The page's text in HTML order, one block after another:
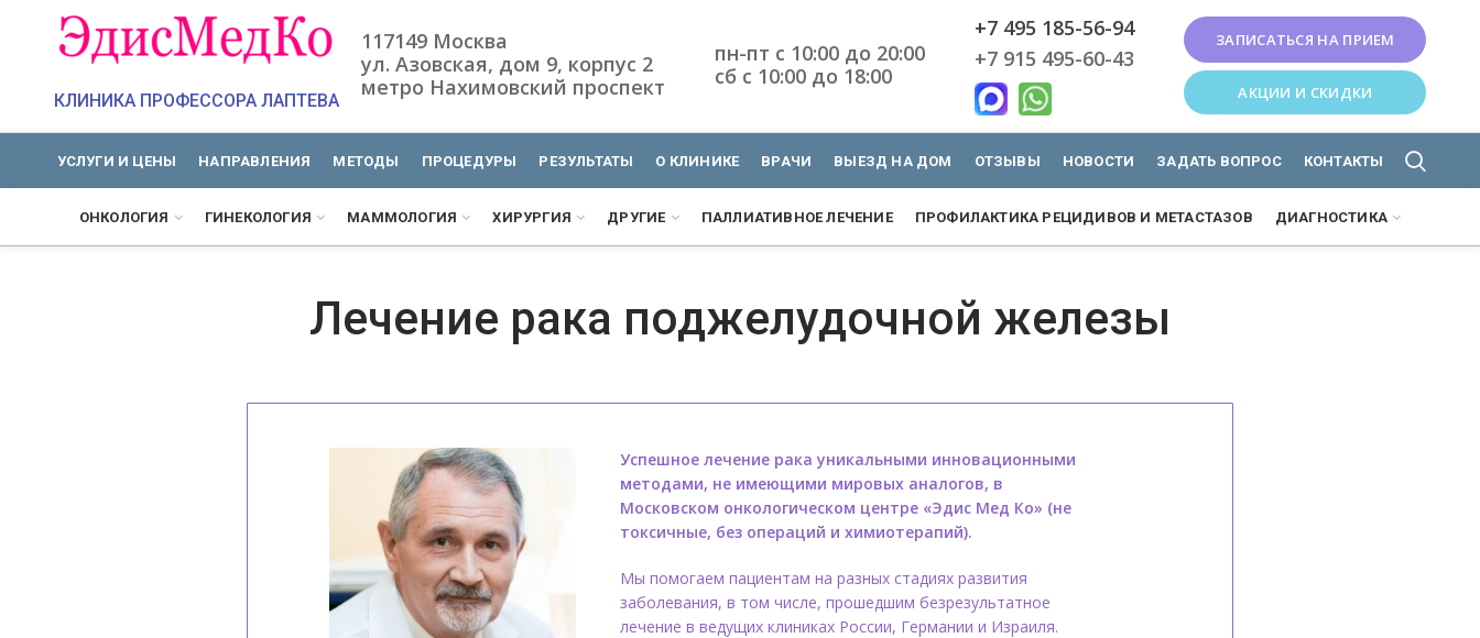
КЛИНИКА ПРОФЕССОРА ЛАПТЕВА
117149 Москва
ул. Азовская, дом 9, корпус 2
метро Нахимовский проспект
пн-пт с 10:00 до 20:00
сб с 10:00 до 18:00
+7 495 185-56-94
+7 915 495-60-43
ЗАПИСАТЬСЯ НА ПРИЕМ
АКЦИИ И СКИДКИ
УСЛУГИ И ЦЕНЫ НАПРАВЛЕНИЯ МЕТОДЫ ПРОЦЕДУРЫ РЕЗУЛЬТАТЫ О КЛИНИКЕ ВРАЧИ ВЫЕЗД НА ДОМ ОТЗЫВЫ НОВОСТИ ЗАДАТЬ ВОПРОС КОНТАКТЫ
ОНКОЛОГИЯ ГИНЕКОЛОГИЯ МАММОЛОГИЯ ХИРУРГИЯ ДРУГИЕ ПАЛЛИАТИВНОЕ ЛЕЧЕНИЕ ПРОФИЛАКТИКА РЕЦИДИВОВ И МЕТАСТАЗОВ ДИАГНОСТИКА
Лечение рака поджелудочной железы
Успешное лечение рака уникальными инновационными
методами, не имеющими мировых аналогов, в
Московском онкологическом центре «Эдис Мед Ко» (не
токсичные, без операций и химиотерапий).
Мы помогаем пациентам на разных стадиях развития
заболевания, в том числе, прошедшим безрезультатное
лечение в ведущих клиниках России, Германии и Израиля.